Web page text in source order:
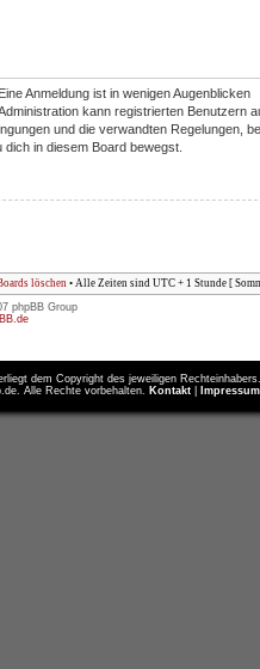
Anmeldung ist in wenigen Augenblicken
kann registrierten Benutzern
und die verwandten Regelungen,
in diesem Board bewegst.
löschen • Alle Zeiten sind UTC + 1 Stunde [
phpBB Group
dem Copyright des jeweiligen Rechteinhabers.
Alle Rechte vorbehalten.
Kontakt Impressum